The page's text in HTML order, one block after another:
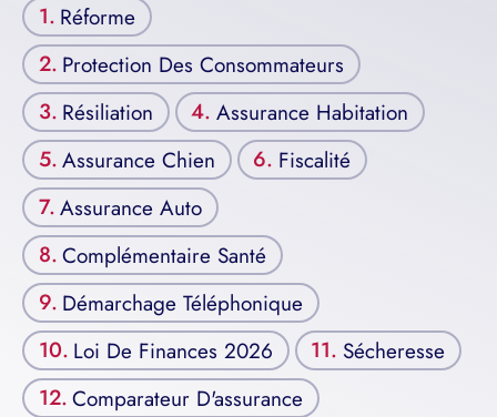
Réforme
Protection Des Consommateurs
Résiliation
Assurance Habitation
Assurance Chien
Fiscalité
Assurance Auto
Complémentaire Santé
Démarchage Téléphonique
Loi De Finances 2026
Sécheresse
Comparateur D'assurance